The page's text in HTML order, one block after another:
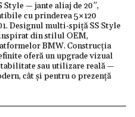
Style — jante aliaj de 20″,
cu prinderea 5×120
Designul multi-spiță SS Style
din stilul OEM,
BMW. Construcția
oferă un upgrade vizual
sau utilizare reală —
cât și pentru o prezență